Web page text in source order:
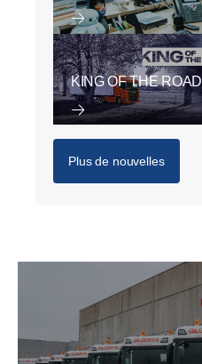
KING OF THE ROAD
Plus de nouvelles